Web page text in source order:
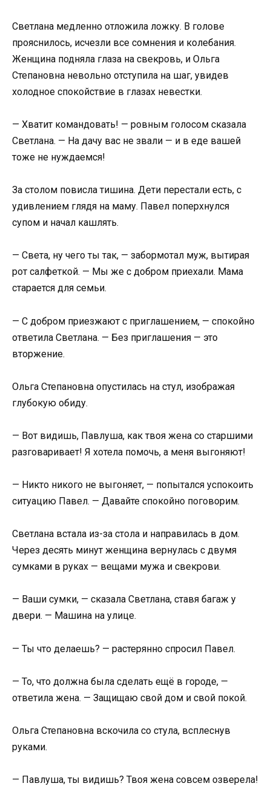
Светлана медленно отложила ложку. В голове
прояснилось, исчезли все сомнения и колебания.
Женщина подняла глаза на свекровь, и Ольга
Степановна невольно отступила на шаг, увидев
холодное спокойствие в глазах невестки.
— Хватит командовать! — ровным голосом сказала
Светлана. — На дачу вас не звали — и в еде вашей
тоже не нуждаемся!
За столом повисла тишина. Дети перестали есть, с
удивлением глядя на маму. Павел поперхнулся
супом и начал кашлять.
— Света, ну чего ты так, — забормотал муж, вытирая
рот салфеткой. — Мы же с добром приехали. Мама
старается для семьи.
— С добром приезжают с приглашением, — спокойно
ответила Светлана. — Без приглашения — это
вторжение.
Ольга Степановна опустилась на стул, изображая
глубокую обиду.
— Вот видишь, Павлуша, как твоя жена со старшими
разговаривает! Я хотела помочь, а меня выгоняют!
— Никто никого не выгоняет, — попытался успокоить
ситуацию Павел. — Давайте спокойно поговорим.
Светлана встала из-за стола и направилась в дом.
Через десять минут женщина вернулась с двумя
сумками в руках — вещами мужа и свекрови.
— Ваши сумки, — сказала Светлана, ставя багаж у
двери. — Машина на улице.
— Ты что делаешь? — растерянно спросил Павел.
— То, что должна была сделать ещё в городе, —
ответила жена. — Защищаю свой дом и свой покой.
Ольга Степановна вскочила со стула, всплеснув
руками.
— Павлуша, ты видишь? Твоя жена совсем озверела!